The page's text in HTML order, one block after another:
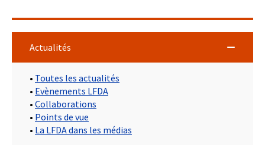
Actualités
• Toutes les actualités
• Evènements LFDA
• Collaborations
• Points de vue
• La LFDA dans les médias